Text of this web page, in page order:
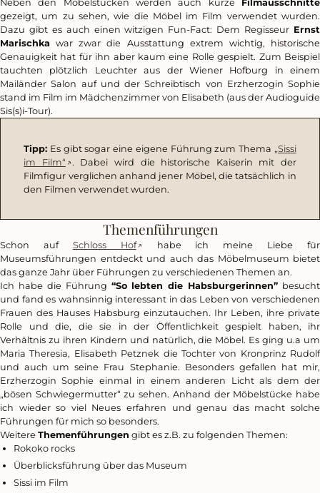
Neben den Möbelstücken werden auch kurze
Filmausschnitte
gezeigt, um zu sehen, wie die Möbel im Film verwendet wurden.
Dazu gibt es auch einen witzigen Fun-Fact: Dem Regisseur Ernst
Marischka war zwar die Ausstattung extrem wichtig, historische
Genauigkeit hat für ihn aber kaum eine Rolle gespielt. Zum Beispiel
tauchten plötzlich Leuchter aus der Wiener Hofburg in einem
Mailänder Salon auf und der Schreibtisch von Erzherzogin Sophie
stand im Film im Mädchenzimmer von Elisabeth (aus der Audioguide
Sis(s)i-Tour).
Tipp: Es gibt sogar eine eigene Führung zum Thema „Sissi
im Film“
. Dabei wird die historische Kaiserin mit der
Filmfigur verglichen anhand jener Möbel, die tatsächlich in
den Filmen verwendet wurden.
Themenführungen
Schon auf Schloss Hof
habe ich meine Liebe für
Museumsführungen entdeckt und auch das Möbelmuseum bietet
das ganze Jahr über Führungen zu verschiedenen Themen an.
Ich habe die Führung “So lebten die Habsburgerinnen” besucht
und fand es wahnsinnig interessant in das Leben von verschiedenen
Frauen des Hauses Habsburg einzutauchen. Ihr Leben, ihre private
Rolle und die, die sie in der Öffentlichkeit gespielt haben, ihr
Verhältnis zu ihren Kindern und natürlich, die Möbel. Es ging u.a um
Maria Theresia, Elisabeth Petznek die Tochter von Kronprinz Rudolf
und auch um seine Frau Stephanie. Besonders gefallen hat mir,
Erzherzogin Sophie einmal in einem anderen Licht als dem der
„bösen Schwiegermutter“ zu sehen. Anhand der Möbelstücke habe
ich wieder so viel Neues erfahren und genau das macht solche
Führungen für mich so besonders.
Weitere Themenführungen gibt es z.B. zu folgenden Themen:
Rokoko rocks
Überblicksführung über das Museum
Sissi im Film